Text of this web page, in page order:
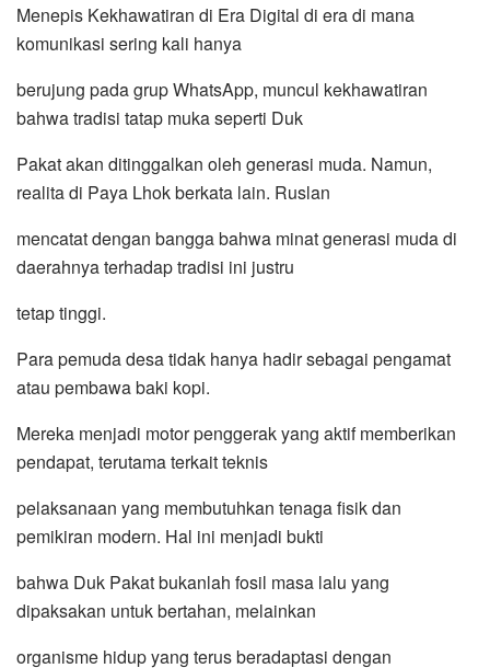
Menepis Kekhawatiran di Era Digital di era di mana
komunikasi sering kali hanya
berujung pada grup WhatsApp, muncul kekhawatiran
bahwa tradisi tatap muka seperti Duk
Pakat akan ditinggalkan oleh generasi muda. Namun,
realita di Paya Lhok berkata lain. Ruslan
mencatat dengan bangga bahwa minat generasi muda di
daerahnya terhadap tradisi ini justru
tetap tinggi.
Para pemuda desa tidak hanya hadir sebagai pengamat
atau pembawa baki kopi.
Mereka menjadi motor penggerak yang aktif memberikan
pendapat, terutama terkait teknis
pelaksanaan yang membutuhkan tenaga fisik dan
pemikiran modern. Hal ini menjadi bukti
bahwa Duk Pakat bukanlah fosil masa lalu yang
dipaksakan untuk bertahan, melainkan
organisme hidup yang terus beradaptasi dengan